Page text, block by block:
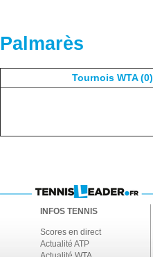
Palmarès
Tournois WTA (0)
INFOS TENNIS
Scores en direct
Actualité ATP